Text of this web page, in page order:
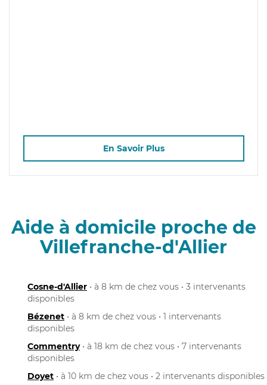
En Savoir Plus
Aide à domicile proche de
Villefranche-d'Allier
Cosne-d'Allier • à 8 km de chez vous • 3 intervenants
disponibles
Bézenet • à 8 km de chez vous • 1 intervenants
disponibles
Commentry• à 18 km de chez vous • 7 intervenants
disponibles
Doyet • à 10 km de chez vous • 2 intervenants disponibles